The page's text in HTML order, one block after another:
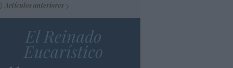
Artículos anteriores
El Reinado
Eucarístico